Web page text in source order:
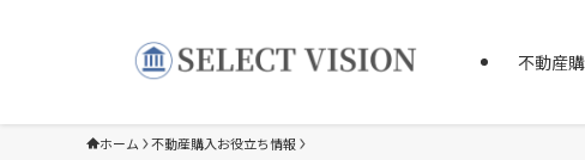
不動産
ホーム 不動産購入お役立ち情報